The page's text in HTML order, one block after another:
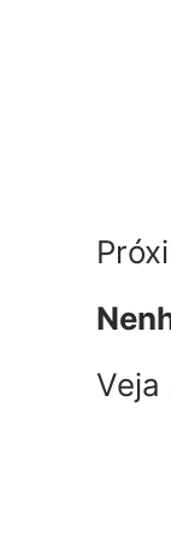
Veja